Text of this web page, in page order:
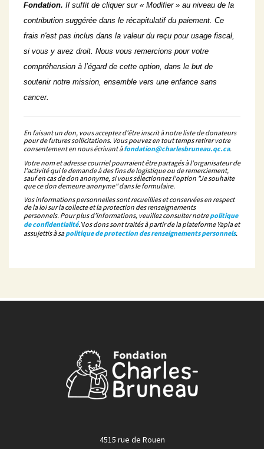
Fondation. Il suffit de cliquer sur « Modifier » au niveau de la
contribution suggérée dans le récapitulatif du paiement. Ce
frais n'est pas inclus dans la valeur du reçu pour usage fiscal,
si vous y avez droit. Nous vous remercions pour votre
compréhension à l’égard de cette option, dans le but de
soutenir notre mission, ensemble vers une enfance sans
cancer.
En faisant un don, vous acceptez d'être inscrit à notre liste de donateurs
pour de futures sollicitations. Vous pouvez en tout temps retirer votre
consentement en nous écrivant àfondation@charlesbruneau.qc.ca.
Votre nom et adresse courriel pourraient être partagés à l'organisateur de
l'activité qui le demande à des fins de logistique ou de remerciement,
sauf en cas de don anonyme, si vous sélectionnez l'option "Je souhaite
que ce don demeure anonyme" dans le formulaire.
Vos informations personnelles sont recueillies et conservées en respect
de la loi sur la collecte et la protection des renseignements
personnels. Pour plus d’informations, veuillez consulter notrepolitique
de confidentialité.Vos dons sont traités à partir de la plateforme Yapla et
assujettis à sapolitique de protection des renseignements personnels.
4515 rue de Rouen